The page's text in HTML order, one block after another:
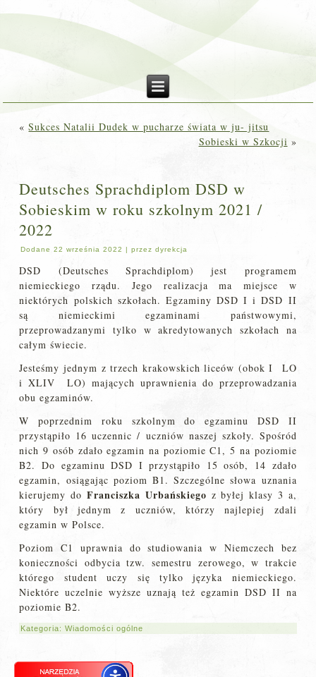
«Sukces Natalii Dudek w pucharze świata w ju- jitsu
Sobieski w Szkocji »
Deutsches Sprachdiplom DSD w
Sobieskim w roku szkolnym 2021 /
2022
Dodane 22 września 2022 |przez dyrekcja
DSD (Deutsches Sprachdiplom) jest programem
niemieckiego rządu. Jego realizacja ma miejsce w
niektórych polskich szkołach. Egzaminy DSD I i DSD II
są niemieckimi egzaminami państwowymi,
przeprowadzanymi tylko w akredytowanych szkołach na
całym świecie.
Jesteśmy jednym z trzech krakowskich liceów (obok I LO
i XLIV LO) mających uprawnienia do przeprowadzania
obu egzaminów.
W poprzednim roku szkolnym do egzaminu DSD II
przystąpiło 16 uczennic / uczniów naszej szkoły. Spośród
nich 9 osób zdało egzamin na poziomie C1, 5 na poziomie
B2. Do egzaminu DSD I przystąpiło 15 osób, 14 zdało
egzamin, osiągając poziom B1. Szczególne słowa uznania
kierujemy do Franciszka Urbańskiego z byłej klasy 3 a,
który był jednym z uczniów, którzy najlepiej zdali
egzamin w Polsce.
Poziom C1 uprawnia do studiowania w Niemczech bez
konieczności odbycia tzw. semestru zerowego, w trakcie
którego student uczy się tylko języka niemieckiego.
Niektóre uczelnie wyższe uznają też egzamin DSD II na
poziomie B2.
Kategoria:Wiadomości ogólne